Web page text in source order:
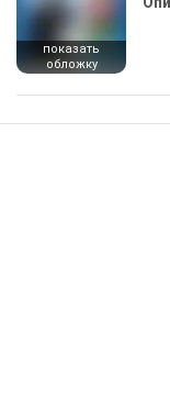
показать
обложку